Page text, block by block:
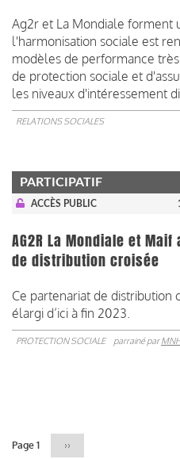
Ag2r et La Mondiale forment
l'harmonisation sociale est
modèles de performance
de protection sociale et
les niveaux d'intéressement
RELATIONS SOCIALES
PARTICIPATIF
ACCÈS PUBLIC
AG2R La Mondiale et
de distribution croisée
Ce partenariat de distribution
élargi d’ici à fin 2023.
PROTECTION SOCIALE parrainé par
Page 1
Page
››